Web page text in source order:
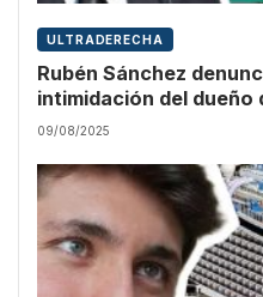
ULTRADERECHA
Rubén Sánchez
intimidación del dueño
promocionó Vito Quiles
09/08/2025